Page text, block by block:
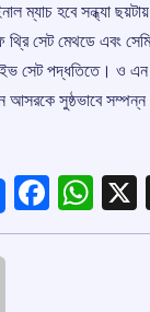
ম্যাচ হবে সন্ধ্যা
সেট মেথডে এবং
সেট পদ্ধতিতে। ও এন
আসরকে সুষ্ঠভাবে